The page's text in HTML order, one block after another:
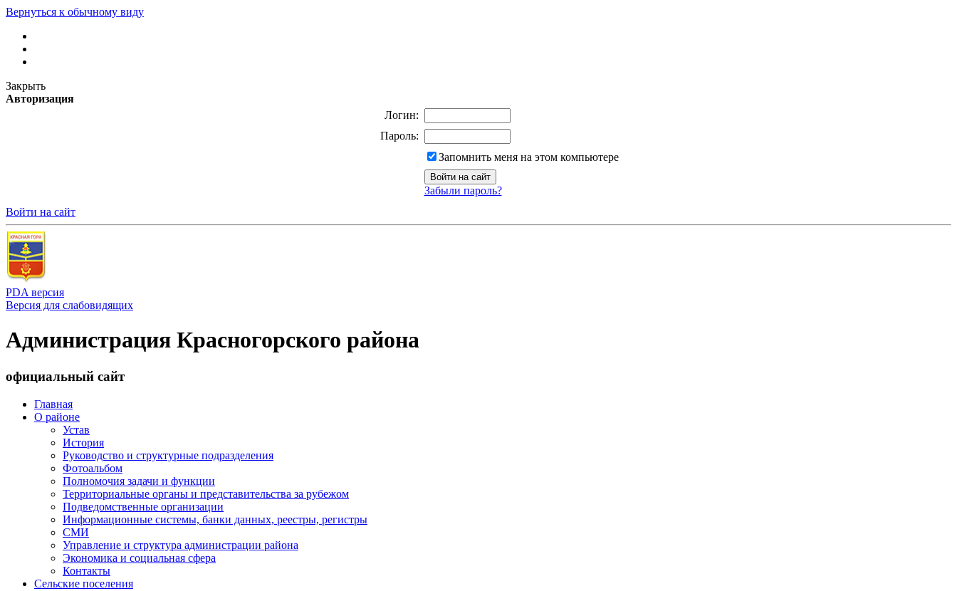
Вернуться к обычному виду
Закрыть
Авторизация
Логин:
Пароль:
Запомнить меня на этом компьютере
Забыли пароль?
Войти на сайт
PDA версия
Версия для слабовидящих
Администрация Красногорского района
официальный сайт
Главная
О районе
Устав
История
Руководство и структурные подразделения
Фотоальбом
Полномочия задачи и функции
Территориальные органы и представительства за рубежом
Подведомственные организации
Информационные системы, банки данных, реестры, регистры
СМИ
Управление и структура администрации района
Экономика и социальная сфера
Контакты
Сельские поселения